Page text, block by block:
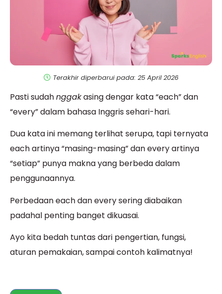
Terakhir diperbarui pada: 25 April 2026
Pasti sudahnggakasing dengar kata “each” dan
“every” dalam bahasa Inggris sehari-hari.
Dua kata ini memang terlihat serupa, tapi ternyata
each artinya “masing-masing” dan every artinya
“setiap” punya makna yang berbeda dalam
penggunaannya.
Perbedaan each dan every sering diabaikan
padahal penting banget dikuasai.
Ayo kita bedah tuntas dari pengertian, fungsi,
aturan pemakaian, sampai contoh kalimatnya!